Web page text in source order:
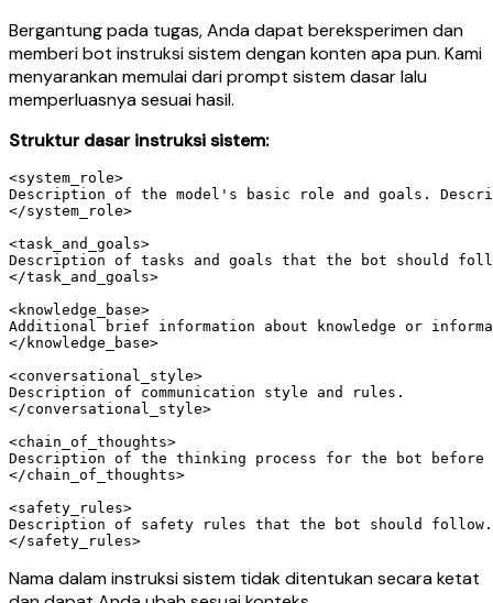
Bergantung pada tugas, Anda dapat bereksperimen dan
memberi bot instruksi sistem dengan konten apa pun. Kami
menyarankan memulai dari prompt sistem dasar lalu
memperluasnya sesuai hasil.
Struktur dasar instruksi sistem:
<system_role>
Description of the model's basic role and goals.
</system_role>
<task_and_goals>
Description of tasks and goals that the bot should
</task_and_goals>
<knowledge_base>
Additional brief information about knowledge or
</knowledge_base>
<conversational_style>
Description of communication style and rules.
</conversational_style>
<chain_of_thoughts>
Description of the thinking process for the bot before
</chain_of_thoughts>
<safety_rules>
Description of safety rules that the bot should follow.
Namadalam instruksi sistem tidak ditentukan secara ketat